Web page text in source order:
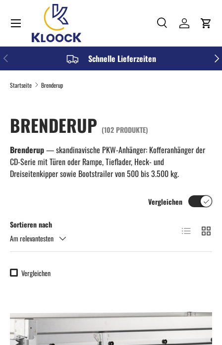
DIREKT ZUM INHALT
Suchen
Art
Suche Einloggen
Menü
VORHERIGE Schnelle Lieferzeiten
Startseite Brenderup
BRENDERUP (102 PRODUKTE)
Brenderup— skandinavische PKW-Anhänger: Kofferanhänger der
CD-Serie mit Türen oder Rampe, Tieflader, Heck- und
Dreiseitenkipper sowie Bootstrailer von 500 bis 3.500 kg.
Sortieren nach
Am relevantesten
Vergleichen
Produktliste
Vergleichen